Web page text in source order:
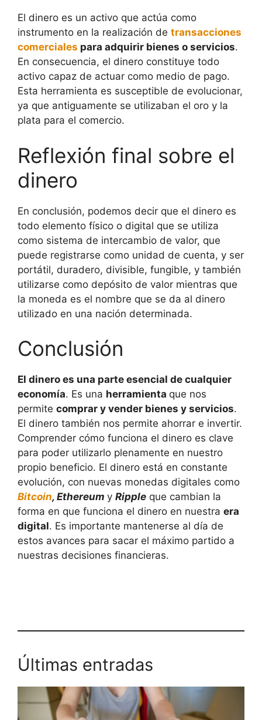
El dinero es un activo que actúa como
instrumento en la realización de transacciones
comerciales para adquirir bienes o servicios.
En consecuencia, el dinero constituye todo
activo capaz de actuar como medio de pago.
Esta herramienta es susceptible de evolucionar,
ya que antiguamente se utilizaban el oro y la
plata para el comercio.
Reflexión final sobre el
dinero
En conclusión, podemos decir que el dinero es
todo elemento físico o digital que se utiliza
como sistema de intercambio de valor, que
puede registrarse como unidad de cuenta, y ser
portátil, duradero, divisible, fungible, y también
utilizarse como depósito de valor mientras que
la moneda es el nombre que se da al dinero
utilizado en una nación determinada.
Conclusión
El dinero es una parte esencial de cualquier
economía. Es una herramienta que nos
permite comprar y vender bienes y servicios.
El dinero también nos permite ahorrar e invertir.
Comprender cómo funciona el dinero es clave
para poder utilizarlo plenamente en nuestro
propio beneficio. El dinero está en constante
evolución, con nuevas monedas digitales como
Bitcoin, Ethereum y Ripple que cambian la
forma en que funciona el dinero en nuestra era
digital. Es importante mantenerse al día de
estos avances para sacar el máximo partido a
nuestras decisiones financieras.
Últimas entradas